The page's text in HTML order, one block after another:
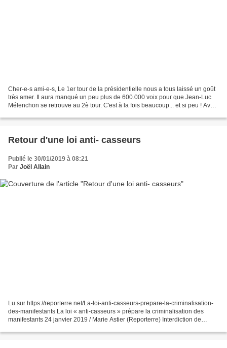
Cher-e-s ami-e-s, Le 1er tour de la présidentielle nous a tous laissé un goût
très amer. Il aura manqué un peu plus de 600.000 voix pour que Jean-Luc
Mélenchon se retrouve au 2è tour. C'est à la fois beaucoup... et si peu ! Avec
Retour d'une loi anti- casseurs
Publié le 30/01/2019 à 08:21
Par Joël Allain
Lu sur https://reporterre.net/La-loi-anti-casseurs-prepare-la-criminalisation-
des-manifestants La loi « anti-casseurs » prépare la criminalisation des
manifestants 24 janvier 2019 / Marie Astier (Reporterre) Interdiction de